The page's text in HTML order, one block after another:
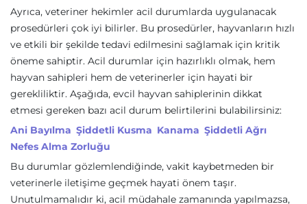
Ayrıca, veteriner hekimler acil durumlarda uygulanacak
prosedürleri çok iyi bilirler. Bu prosedürler, hayvanların hızlı
ve etkili bir şekilde tedavi edilmesini sağlamak için kritik
öneme sahiptir. Acil durumlar için hazırlıklı olmak, hem
hayvan sahipleri hem de veterinerler için hayati bir
gerekliliktir. Aşağıda, evcil hayvan sahiplerinin dikkat
etmesi gereken bazı acil durum belirtilerini bulabilirsiniz:
Ani Bayılma Şiddetli Kusma Kanama Şiddetli Ağrı
Nefes Alma Zorluğu
Bu durumlar gözlemlendiğinde, vakit kaybetmeden bir
veterinerle iletişime geçmek hayati önem taşır.
Unutulmamalıdır ki, acil müdahale zamanında yapılmazsa,